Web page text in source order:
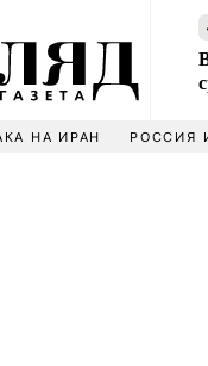
НА ИРАН РОССИЯ